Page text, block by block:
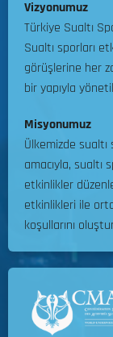
m
e
l
e
r
Y
a
r
ı
ş
m
R
g
y
e
Ş
m
p
i
y
o
n
s
M
ı
D
ü
z
e
l
e
c
e
k
t
i
r
u
z
!
31.07.2026
Vizyonumuz
Türkiye Sualtı
Sualtı sporları
görüşlerine her
bir yapıyla
Misyonumuz
Ülkemizde
amacıyla, sualtı
etkinlikler
etkinlikleri ile
koşullarını